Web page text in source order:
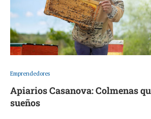
Emprendedores
Apiarios Casanova: Colmenas
sueños